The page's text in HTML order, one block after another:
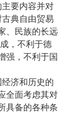
要内容并对
典自由贸易
、民族的长远
，不利于德
强，不利于国
济和历史的
全面考虑其对
具备的各种条